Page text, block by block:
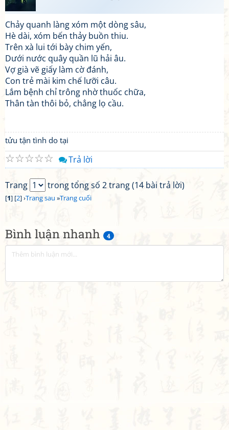
Bình luận nhanh 4
Chảy quanh làng xóm một dòng sâu,
Hè dài, xóm bến thảy buồn thiu.
Trên xà lui tới bày chim yến,
Dưới nước quây quần lũ hải âu.
Vợ già vẽ giấy làm cờ đánh,
Con trẻ mài kim chế lưỡi câu.
Lắm bệnh chỉ trông nhờ thuốc chữa,
Thân tàn thôi bỏ, chẳng lọ cầu.
tửu tận tình do tại
☆
☆
☆
☆
☆ Trả lời
Trang trong tổng số 2 trang (14 bài trả lời)
[1] [2] ›Trang sau »Trang cuối